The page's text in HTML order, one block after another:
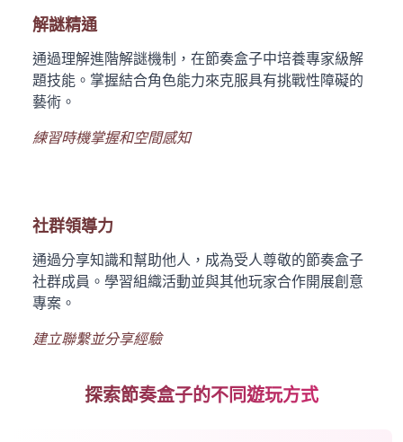
解謎精通
通過理解進階解謎機制，在節奏盒子中培養專家級解
題技能。掌握結合角色能力來克服具有挑戰性障礙的
藝術。
練習時機掌握和空間感知
社群領導力
通過分享知識和幫助他人，成為受人尊敬的節奏盒子
社群成員。學習組織活動並與其他玩家合作開展創意
專案。
建立聯繫並分享經驗
探索節奏盒子的不同遊玩方式